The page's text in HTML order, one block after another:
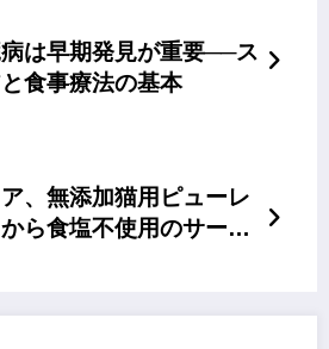
は早期発見が重要──ス
食事療法の基本
、無添加猫用ピューレ
から食塩不使用のサーモ